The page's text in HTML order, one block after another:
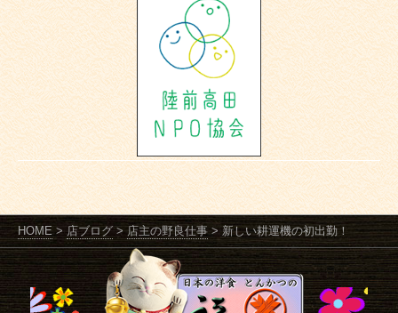
HOME > 店ブログ >店主の野良仕事 > 新しい耕運機の初出勤！